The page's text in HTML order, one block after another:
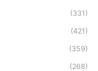
(331)
(421)
(359)
(268)